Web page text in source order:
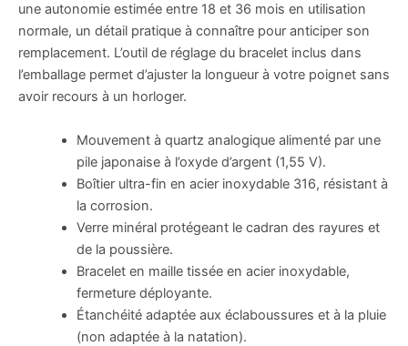
une autonomie estimée entre 18 et 36 mois en utilisation
normale, un détail pratique à connaître pour anticiper son
remplacement. L’outil de réglage du bracelet inclus dans
l’emballage permet d’ajuster la longueur à votre poignet sans
avoir recours à un horloger.
Mouvement à quartz analogique alimenté par une
pile japonaise à l’oxyde d’argent (1,55 V).
Boîtier ultra-fin en acier inoxydable 316, résistant à
la corrosion.
Verre minéral protégeant le cadran des rayures et
de la poussière.
Bracelet en maille tissée en acier inoxydable,
fermeture déployante.
Étanchéité adaptée aux éclaboussures et à la pluie
(non adaptée à la natation).